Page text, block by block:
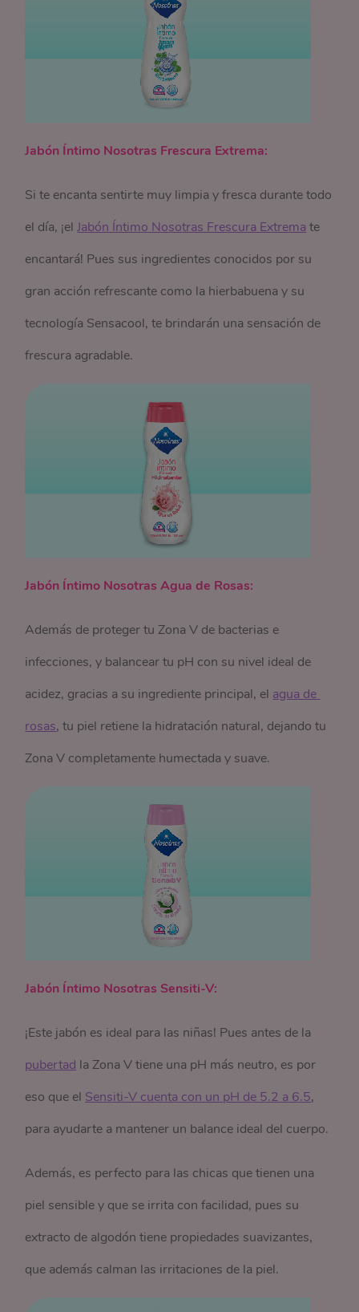
Jabón Íntimo Nosotras Frescura Extrema:
Si te encanta sentirte muy limpia y fresca durante todo
el día, ¡elJabón Íntimo Nosotras Frescura Extrema te
encantará! Pues sus ingredientes conocidos por su
gran acción refrescante como la hierbabuena y su
tecnología Sensacool, te brindarán una sensación de
frescura agradable.
Jabón Íntimo Nosotras Agua de Rosas:
Además de proteger tu Zona V de bacterias e
infecciones, y balancear tu pH con su nivel ideal de
acidez, gracias a su ingrediente principal, el agua de
rosas, tu piel retiene la hidratación natural, dejando tu
Zona V completamente humectada y suave.
Jabón Íntimo Nosotras Sensiti-V:
¡Este jabón es ideal para las niñas! Pues antes de la
pubertad la Zona V tiene una pH más neutro, es por
eso que el Sensiti-V cuenta con un pH de 5.2 a 6.5,
para ayudarte a mantener un balance ideal del cuerpo.
Además, es perfecto para las chicas que tienen una
piel sensible y que se irrita con facilidad, pues su
extracto de algodón tiene propiedades suavizantes,
que además calman las irritaciones de la piel.